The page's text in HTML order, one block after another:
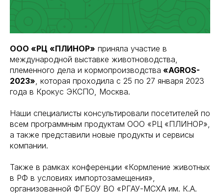
ООО «РЦ «ПЛИНОР» приняла участие в
международной выставке животноводства,
племенного дела и кормопроизводства «AGROS-
2023», которая проходила с 25 по 27 января 2023
года в Крокус ЭКСПО, Москва.
Наши специалисты консультировали посетителей по
всем программным продуктам ООО «РЦ «ПЛИНОР»,
а также представили новые продукты и сервисы
компании.
Также в рамках конференции «Кормление животных
в РФ в условиях импортозамещения»,
организованной ФГБОУ ВО «РГАУ-МСХА им. К.А.